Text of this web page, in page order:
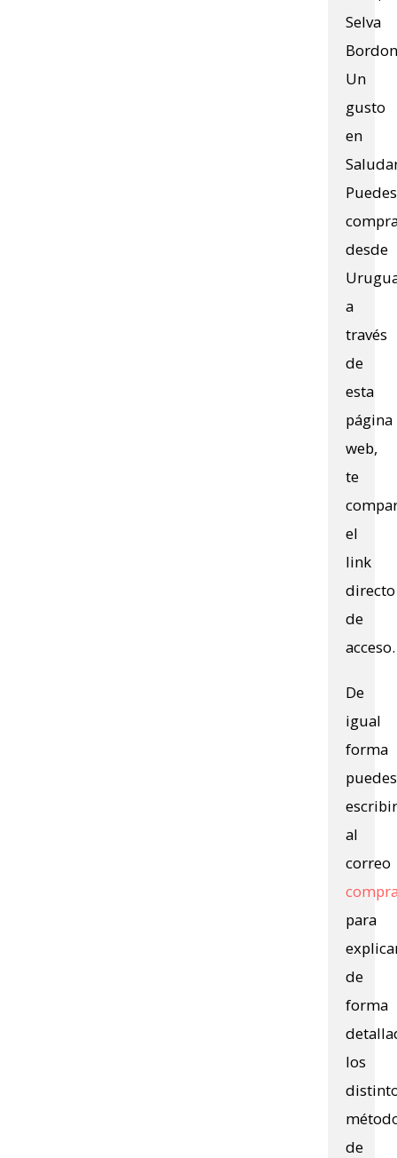
Selva
Un
gusto
en
Puedes
desde
a
través
de
esta
página
web,
te
el
link
directo
de
acceso.
De
igual
forma
puedes
al
correo
para
de
forma
los
de